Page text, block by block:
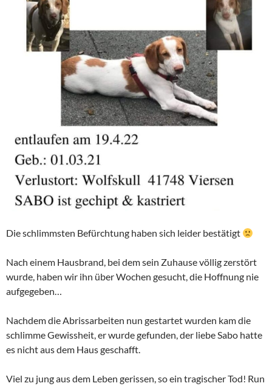
Die schlimmsten Befürchtung haben sich leider bestätigt
Nach einem Hausbrand, bei dem sein Zuhause völlig zerstört
wurde, haben wir ihn über Wochen gesucht, die Hoffnung nie
aufgegeben…
Nachdem die Abrissarbeiten nun gestartet wurden kam die
schlimme Gewissheit, er wurde gefunden, der liebe Sabo hatte
es nicht aus dem Haus geschafft.
Viel zu jung aus dem Leben gerissen, so ein tragischer Tod! Run